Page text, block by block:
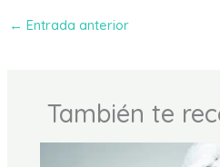
← Entrada anterior
También te